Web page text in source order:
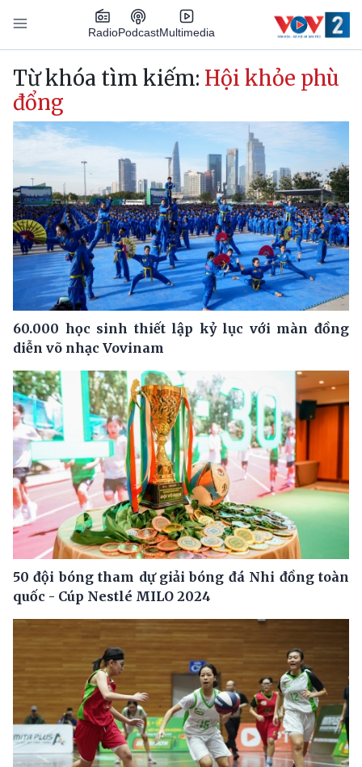
Nhảy đến nội dung
RadioPodcastMultimedia
Main navigation
Từ khóa tìm kiếm: Hội khỏe phù
đổng
60.000 học sinh thiết lập kỷ lục với màn đồng
diễn võ nhạc Vovinam
50 đội bóng tham dự giải bóng đá Nhi đồng toàn
quốc - Cúp Nestlé MILO 2024